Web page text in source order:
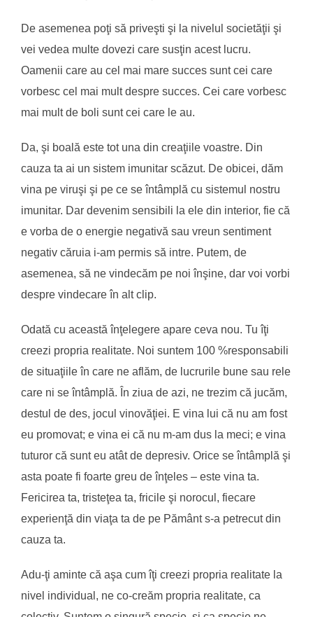
De asemenea poţi să priveşti şi la nivelul societăţii şi
vei vedea multe dovezi care susţin acest lucru.
Oamenii care au cel mai mare succes sunt cei care
vorbesc cel mai mult despre succes. Cei care vorbesc
mai mult de boli sunt cei care le au.
Da, şi boală este tot una din creaţiile voastre. Din
cauza ta ai un sistem imunitar scăzut. De obicei, dăm
vina pe viruşi şi pe ce se întâmplă cu sistemul nostru
imunitar. Dar devenim sensibili la ele din interior, fie că
e vorba de o energie negativă sau vreun sentiment
negativ căruia i-am permis să intre. Putem, de
asemenea, să ne vindecăm pe noi înşine, dar voi vorbi
despre vindecare în alt clip.
Odată cu această înţelegere apare ceva nou. Tu îţi
creezi propria realitate. Noi suntem 100 %responsabili
de situaţiile în care ne aflăm, de lucrurile bune sau rele
care ni se întâmplă. În ziua de azi, ne trezim că jucăm,
destul de des, jocul vinovăţiei. E vina lui că nu am fost
eu promovat; e vina ei că nu m-am dus la meci; e vina
tuturor că sunt eu atât de depresiv. Orice se întâmplă şi
asta poate fi foarte greu de înţeles – este vina ta.
Fericirea ta, tristeţea ta, fricile şi norocul, fiecare
experienţă din viaţa ta de pe Pământ s-a petrecut din
cauza ta.
Adu-ţi aminte că aşa cum îţi creezi propria realitate la
nivel individual, ne co-creăm propria realitate, ca